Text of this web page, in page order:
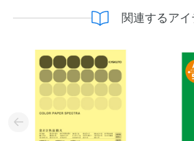
関連するアイ